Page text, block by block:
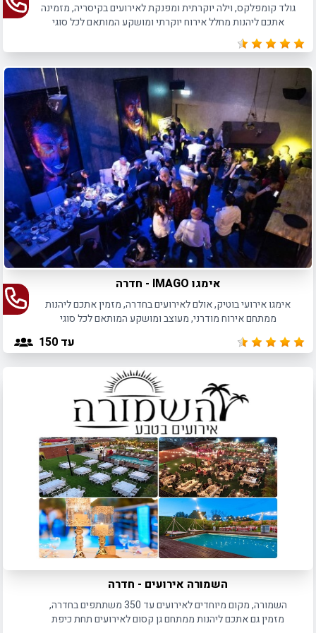
גולד קומפלקס, וילה יוקרתית ומפנקת לאירועים בקיסריה, מזמינה
אתכם ליהנות מחלל אירוח יוקרתי ומושקע המותאם לכל סוגי
אימגו IMAGO - חדרה
אימגו אירועי בוטיק, אולם לאירועים בחדרה, מזמין אתכם ליהנות
ממתחם אירוח מודרני, מעוצב ומושקע המותאם לכל סוגי
עד 150
השמורה אירועים - חדרה
השמורה, מקום מיוחדים לאירועים עד 350 משתתפים בחדרה,
מזמין גם אתכם ליהנות ממתחם גן קסום לאירועים תחת כיפת